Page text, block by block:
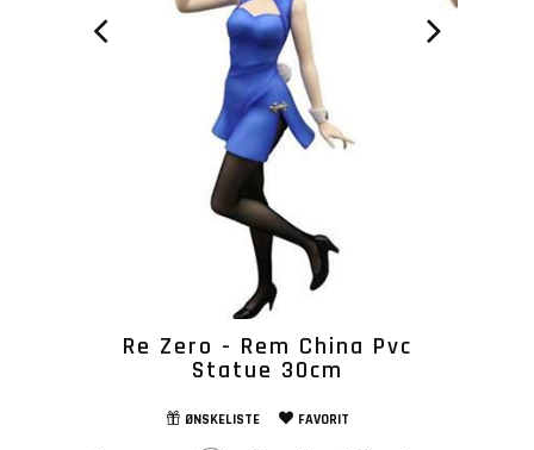
Re Zero - Rem China Pvc
Statue 30cm
ØNSKELISTE FAVORIT